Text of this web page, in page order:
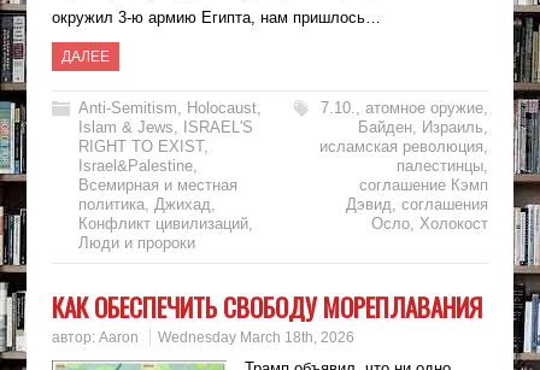
окружил 3-ю армию Египта, нам пришлось…
ДАЛЕЕ
Anti-Semitism, Holocaust,
Islam & Jews,
ISRAEL'S
RIGHT TO EXIST,
Israel&Palestine,
Всемирная и местная
политика, Джихад,
Конфликт цивилизаций,
Люди и пророки
7.10.,атомное оружие,
Байден, Израиль,
исламская революция,
палестинцы,
соглашение Кэмп
Дэвид,соглашения
Осло,Холокост
КАК ОБЕСПЕЧИТЬ СВОБОДУ МОРЕПЛАВАНИЯ
автор: Aaron Wednesday March 18th, 2026